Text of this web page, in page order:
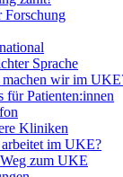
Forschung
Sprache
machen wir im
für Patienten:innen
Kliniken
im UKE?
zum UKE